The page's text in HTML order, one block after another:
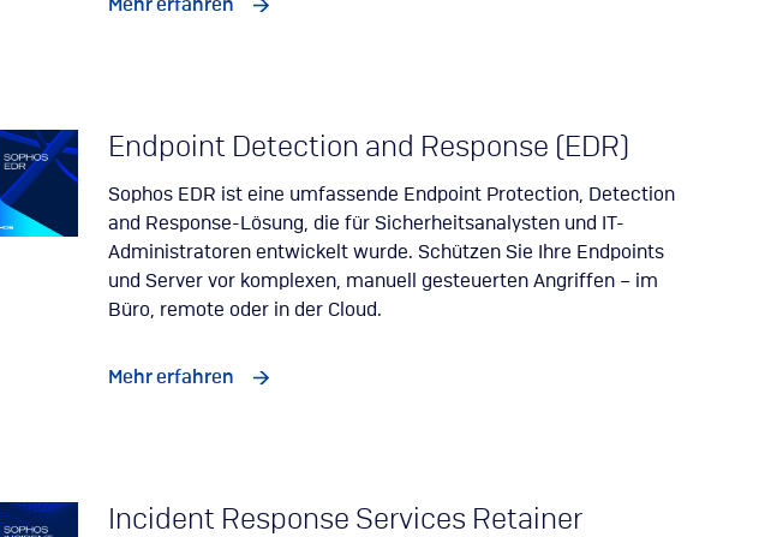
Mehr erfahren
Endpoint Detection and Response (EDR)
Sophos EDR ist eine umfassende Endpoint Protection, Detection
and Response-Lösung, die für Sicherheitsanalysten und IT-
Administratoren entwickelt wurde. Schützen Sie Ihre Endpoints
und Server vor komplexen, manuell gesteuerten Angriffen – im
Büro, remote oder in der Cloud.
Mehr erfahren
Incident Response Services Retainer